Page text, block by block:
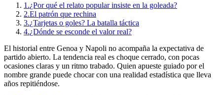
1.¿Por qué el relato popular insiste en la goleada?
2.El patrón que rechina
3.¿Tarjetas o goles? La batalla táctica
4.¿Dónde se esconde el valor real?
El historial entre Genoa y Napoli no acompaña la expectativa de
partido abierto. La tendencia real es choque cerrado, con pocas
ocasiones claras y un ritmo trabado. Quien apueste guiado por el
nombre grande puede chocar con una realidad estadística que lleva
años repitiéndose.